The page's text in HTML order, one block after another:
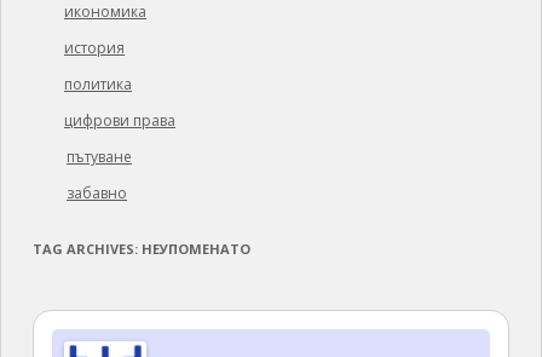
икономика
история
политика
цифрови права
пътуване
забавно
TAG ARCHIVES: НЕУПОМЕНАТО